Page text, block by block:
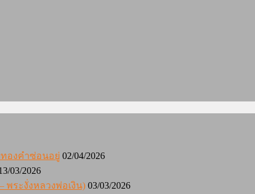
ทองคำซ่อนอยู่ 02/04/2026
03/2026
พระงั่งหลวงพ่อเงิน) 03/03/2026